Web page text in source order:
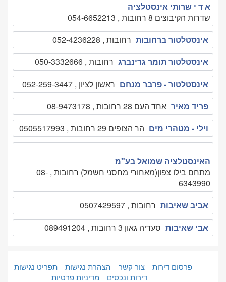
א ד י שרותי אינסטלציה
שדרות הקיבוצים 8 רחובות , 054-6652213
אינסטלטור ברחובות רחובות , 052-4236228
אינסטלטור תומר גרינברג רחובות , 050-3332666
אינסטלטור - פרבר מנחם ראשון לציון , 052-259-3447
פריד מאיר אחד העם 28 רחובות , 08-9473178
וילי - מטהרי מים הר הצופים 29 רחובות , 0505517993
האינסטלציה שמואל בע"מ
מתחם בילו צפון(מאחורי מחסני חשמל) רחובות , 08-
6343990
אביב שאיבות רחובות , 0507429597
אבי שאיבות סעדיה גאון 3 רחובות , 089491204
פרסום דירות צור קשר הצהרת נגישות
תפריט נגישות
דירות ונכסים
מדיניות פרטיות